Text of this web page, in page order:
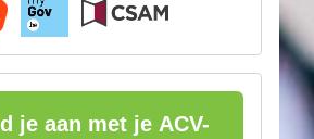
je aan met je ACV-